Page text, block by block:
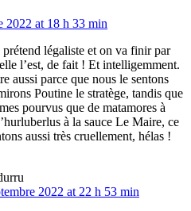
2022 at 18 h 33 min
prétend légaliste et on va finir par
l’est, de fait ! Et intelligemment.
aussi parce que nous le sentons
Poutine le stratège, tandis que
pourvus que de matamores à
à la sauce Le Maire, ce
aussi très cruellement, hélas !
2022 at 22 h 53 min